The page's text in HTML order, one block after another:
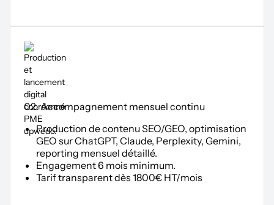
02. Accompagnement mensuel continu
Production de contenu SEO/GEO, optimisation
GEO sur ChatGPT, Claude, Perplexity, Gemini,
reporting mensuel détaillé.
Engagement 6 mois minimum.
Tarif transparent dès 1800€ HT/mois